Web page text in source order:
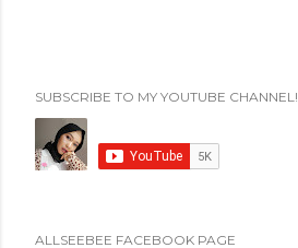
e
n
t
SUBSCRIBE TO MY YOUTUBE CHANNEL!
ALLSEEBEE FACEBOOK PAGE